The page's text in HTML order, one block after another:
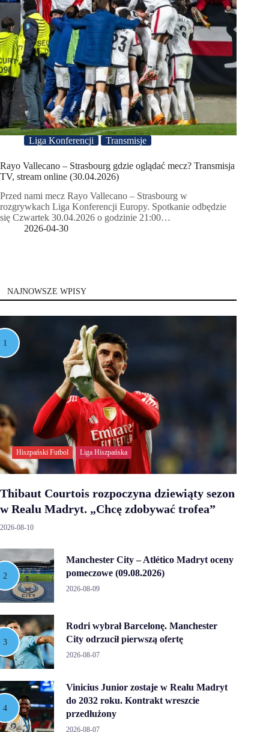
Liga Konferencji Transmisje
Rayo Vallecano – Strasbourg gdzie oglądać mecz? Transmisja
TV, stream online (30.04.2026)
Przed nami mecz Rayo Vallecano – Strasbourg w
rozgrywkach Liga Konferencji Europy. Spotkanie odbędzie
się Czwartek 30.04.2026 o godzinie 21:00…
2026-04-30
NAJNOWSZE WPISY
Hiszpański Futbol Liga Hiszpańska
Thibaut Courtois rozpoczyna dziewiąty sezon
w Realu Madryt. „Chcę zdobywać trofea”
2026-08-10
Manchester City – Atlético Madryt oceny
pomeczowe (09.08.2026)
2026-08-09
Rodri wybrał Barcelonę. Manchester
City odrzucił pierwszą ofertę
2026-08-07
Vinicius Junior zostaje w Realu Madryt
do 2032 roku. Kontrakt wreszcie
przedłużony
2026-08-07